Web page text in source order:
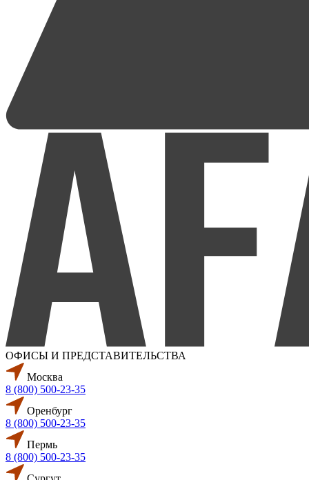
ОФИСЫ И ПРЕДСТАВИТЕЛЬСТВА
Москва
8 (800) 500-23-35
Оренбург
8 (800) 500-23-35
Пермь
8 (800) 500-23-35